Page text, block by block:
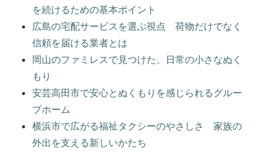
を続けるための基本ポイント
広島の宅配サービスを選ぶ視点 荷物だけでなく
信頼を届ける業者とは
岡山のファミレスで見つけた、日常の小さなぬく
もり
安芸高田市で安心とぬくもりを感じられるグルー
プホーム
横浜市で広がる福祉タクシーのやさしさ 家族の
外出を支える新しいかたち